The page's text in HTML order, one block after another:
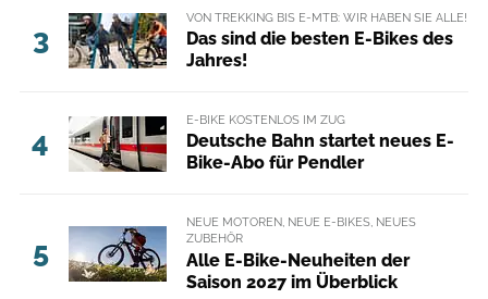
3
VON TREKKING BIS E-MTB: WIR HABEN SIE ALLE!
Das sind die besten E-Bikes des
Jahres!
4
E-BIKE KOSTENLOS IM ZUG
Deutsche Bahn startet neues E-
Bike-Abo für Pendler
5
NEUE MOTOREN, NEUE E-BIKES, NEUES
ZUBEHÖR
Alle E-Bike-Neuheiten der
Saison 2027 im Überblick